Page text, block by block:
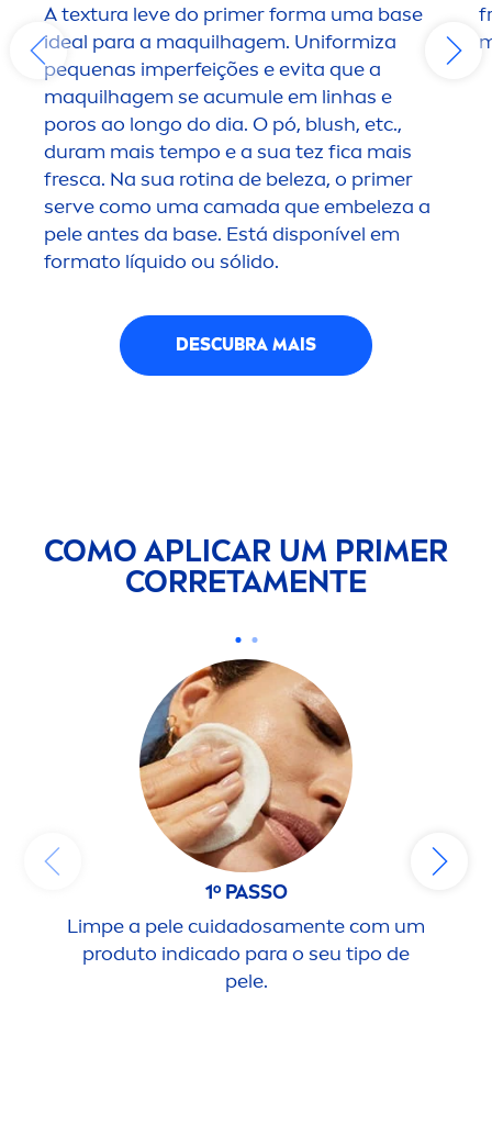
A textura leve do primer forma uma base
ideal para a maquilhagem. Uniformiza
pequenas imperfeições e evita que a
maquilhagem se acumule em linhas e
poros ao longo do dia. O pó, blush, etc.,
duram mais tempo e a sua tez fica mais
fresca. Na sua rotina de beleza, o primer
serve como uma camada que embeleza a
pele antes da base. Está disponível em
formato líquido ou sólido.
DESCUBRA MAIS
COMO APLICAR UM PRIMER
CORRETAMENTE
1º PASSO
Limpe a pele cuidadosamente com um
produto indicado para o seu tipo de
pele.